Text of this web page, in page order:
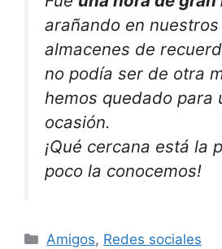
arañando en
almacenes de
no podía ser de otra
hemos quedado para
ocasión.
¡Qué cercana está la
poco la conocemos!
Categorías
Amigos, Redes sociales